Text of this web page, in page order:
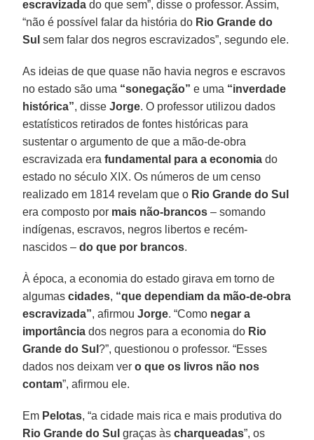
escravizada do que sem”, disse o professor. Assim,
“não é possível falar da história do Rio Grande do
Sul sem falar dos negros escravizados”, segundo ele.
As ideias de que quase não havia negros e escravos
no estado são uma “sonegação” e uma “inverdade
histórica”, disseJorge. O professor utilizou dados
estatísticos retirados de fontes históricas para
sustentar o argumento de que a mão-de-obra
escravizada erafundamental para a economia do
estado no século XIX. Os números de um censo
realizado em 1814 revelam que o Rio Grande do Sul
era composto por mais não-brancos – somando
indígenas, escravos, negros libertos e recém-
nascidos –do que por brancos.
À época, a economia do estado girava em torno de
algumascidades, “que dependiam da mão-de-obra
escravizada”, afirmouJorge. “Como negar a
importância dos negros para a economia do Rio
Grande do Sul?”, questionou o professor. “Esses
dados nos deixam vero que os livros não nos
contam”, afirmou ele.
Em Pelotas, “a cidade mais rica e mais produtiva do
Rio Grande do Sul graças àscharqueadas”, os